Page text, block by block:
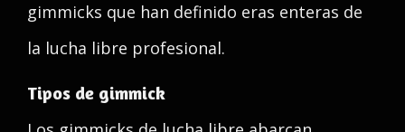
gimmicks que han definido eras enteras de
la lucha libre profesional.
Tipos de gimmick